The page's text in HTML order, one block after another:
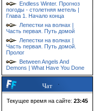
Endless Winter. Прогноз
погоды - столетняя метель |
Глава 1. Начало конца
Лепестки на волнах |
Часть первая. Путь домой
Лепестки на волнах |
Часть первая. Путь домой.
Пролог
Between Angels And
Demons | What Have You Done
Чат
Текущее время на сайте: 23:45